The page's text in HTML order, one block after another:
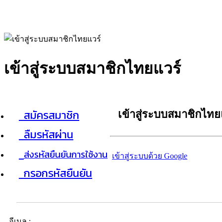
เข้าสู่ระบบสมาชิกไทยแวร์
สมัครสมาชิก
ลืมรหัสผ่าน
ส่งรหัสยืนยันการใช้งาน
กรอกรหัสยืนยัน
เข้าสู่ระบบสมาชิกไท
เข้าสู่ระบบด้วย Google